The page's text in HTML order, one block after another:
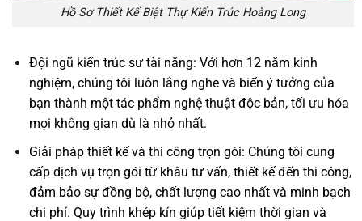
Hồ Sơ Thiết Kế Biệt Thự Kiến Trúc Hoàng Long
Đội ngũ kiến trúc sư tài năng: Với hơn 12 năm kinh
nghiệm, chúng tôi luôn lắng nghe và biến ý tưởng của
bạn thành một tác phẩm nghệ thuật độc bản, tối ưu hóa
mọi không gian dù là nhỏ nhất.
Giải pháp thiết kế và thi công trọn gói: Chúng tôi cung
cấp dịch vụ trọn gói từ khâu tư vấn, thiết kế đến thi công,
đảm bảo sự đồng bộ, chất lượng cao nhất và minh bạch
chi phí. Quy trình khép kín giúp tiết kiệm thời gian và